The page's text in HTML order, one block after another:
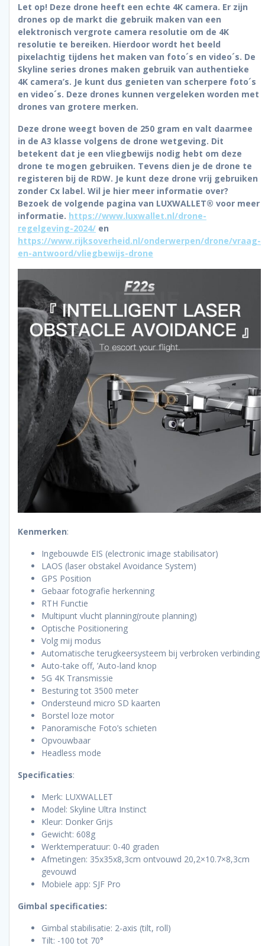
Let op! Deze drone heeft een echte 4K camera. Er zijn
drones op de markt die gebruik maken van een
elektronisch vergrote camera resolutie om de 4K
resolutie te bereiken. Hierdoor wordt het beeld
pixelachtig tijdens het maken van foto´s en video´s. De
Skyline series drones maken gebruik van authentieke
4K camera’s. Je kunt dus genieten van scherpere foto´s
en video´s. Deze drones kunnen vergeleken worden met
drones van grotere merken.
Deze drone weegt boven de 250 gram en valt daarmee
in de A3 klasse volgens de drone wetgeving. Dit
betekent dat je een vliegbewijs nodig hebt om deze
drone te mogen gebruiken. Tevens dien je de drone te
registeren bij de RDW. Je kunt deze drone vrij gebruiken
zonder Cx label. Wil je hier meer informatie over?
Bezoek de volgende pagina van LUXWALLET® voor meer
informatie. https://www.luxwallet.nl/drone-
regelgeving-2024/ en
https://www.rijksoverheid.nl/onderwerpen/drone/vraag-
en-antwoord/vliegbewijs-drone
Kenmerken:
Ingebouwde EIS (electronic image stabilisator)
LAOS (laser obstakel Avoidance System)
GPS Position
Gebaar fotografie herkenning
RTH Functie
Multipunt vlucht planning(route planning)
Optische Positionering
Volg mij modus
Automatische terugkeersysteem bij verbroken verbinding
Auto-take off, ’Auto-land knop
5G 4K Transmissie
Besturing tot 3500 meter
Ondersteund micro SD kaarten
Borstel loze motor
Panoramische Foto’s schieten
Opvouwbaar
Headless mode
Specificaties:
Merk: LUXWALLET
Model: Skyline Ultra Instinct
Kleur: Donker Grijs
Gewicht: 608g
Werktemperatuur: 0-40 graden
Afmetingen: 35x35x8,3cm ontvouwd 20,2×10.7×8,3cm
gevouwd
Mobiele app: SJF Pro
Gimbal specificaties:
Gimbal stabilisatie: 2-axis (tilt, roll)
Tilt: -100 tot 70°